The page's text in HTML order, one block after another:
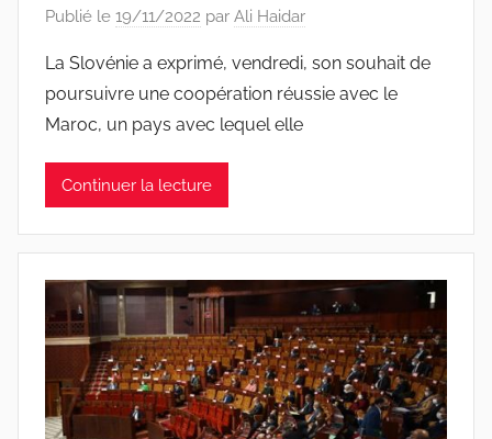
Publié le 19/11/2022 par Ali Haidar
La Slovénie a exprimé, vendredi, son souhait de
poursuivre une coopération réussie avec le
Maroc, un pays avec lequel elle
Continuer la lecture